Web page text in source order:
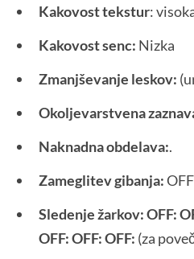
Kakovost tekstur:
Kakovost senc: Nizka
Zmanjševanje leskov:
Okoljevarstvena
Naknadna obdelava:.
Zameglitev gibanja:OFF
Sledenje žarkov: OFF:
OFF: OFF: OFF: (za